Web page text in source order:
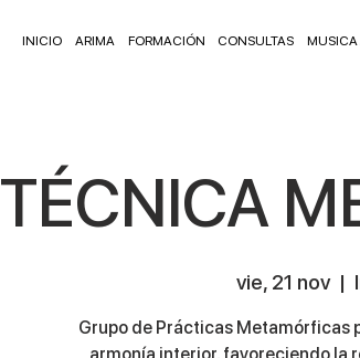
INICIO ARIMA FORMACIÓN CONSULTAS
TÉCNICA
vie, 21 nov
  |
Grupo de Prácticas Metamórficas